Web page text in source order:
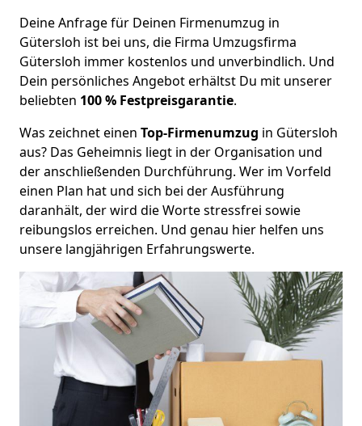
Deine Anfrage für Deinen Firmenumzug in
Gütersloh ist bei uns, die Firma Umzugsfirma
Gütersloh immer kostenlos und unverbindlich. Und
Dein persönliches Angebot erhältst Du mit unserer
beliebten 100 % Festpreisgarantie.
Was zeichnet einen Top-Firmenumzug in Gütersloh
aus? Das Geheimnis liegt in der Organisation und
der anschließenden Durchführung. Wer im Vorfeld
einen Plan hat und sich bei der Ausführung
daranhält, der wird die Worte stressfrei sowie
reibungslos erreichen. Und genau hier helfen uns
unsere langjährigen Erfahrungswerte.